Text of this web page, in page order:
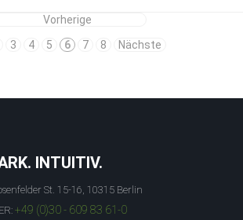
Vorherige
3 4 5 6 7 8 Nächste
INTUITIV.
St. 15-16, 10315 Berlin
+49 (0)30 - 609 83 61-0